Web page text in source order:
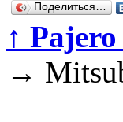
Поделиться…
↑
→